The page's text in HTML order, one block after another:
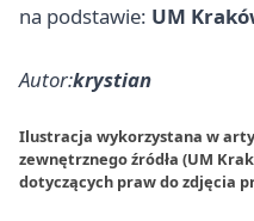
na podstawie: UM
Autor:krystian
Ilustracja wykorzystana w
zewnętrznego źródła (UM
dotyczących praw do zdjęcia